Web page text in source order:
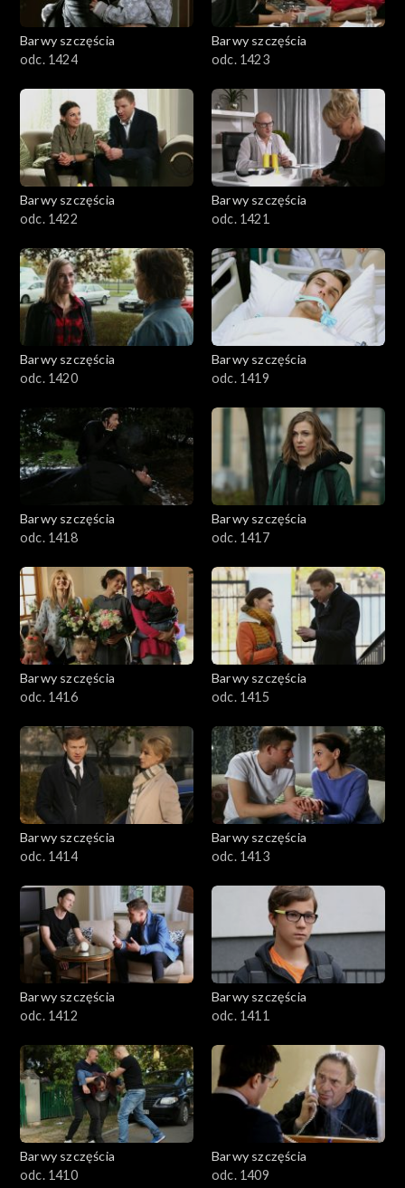
Barwy szczęścia
odc. 1424
Barwy szczęścia
odc. 1423
Barwy szczęścia
odc. 1422
Barwy szczęścia
odc. 1421
Barwy szczęścia
odc. 1420
Barwy szczęścia
odc. 1419
Barwy szczęścia
odc. 1418
Barwy szczęścia
odc. 1417
Barwy szczęścia
odc. 1416
Barwy szczęścia
odc. 1415
Barwy szczęścia
odc. 1414
Barwy szczęścia
odc. 1413
Barwy szczęścia
odc. 1412
Barwy szczęścia
odc. 1411
Barwy szczęścia
odc. 1410
Barwy szczęścia
odc. 1409